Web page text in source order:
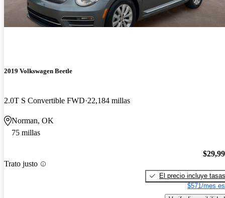
2019 Volkswagen Beetle
2.0T S Convertible FWD 22,184 millas
Norman, OK
75 millas
Trato justo
El precio incluye tasas
$571/mes